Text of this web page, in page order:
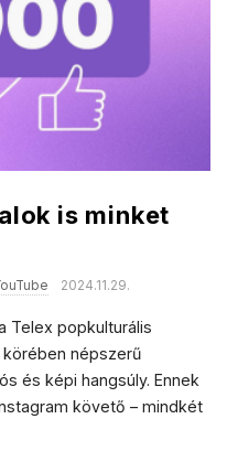
is minket
2024.11.29.
Telex popkulturális
népszerű
és képi hangsúly. Ennek
követő – mindkét